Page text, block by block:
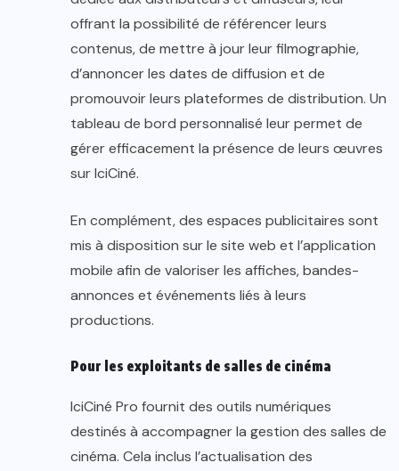
offrant la possibilité de référencer leurs
contenus, de mettre à jour leur filmographie,
d’annoncer les dates de diffusion et de
promouvoir leurs plateformes de distribution. Un
tableau de bord personnalisé leur permet de
gérer efficacement la présence de leurs œuvres
sur IciCiné.
En complément, des espaces publicitaires sont
mis à disposition sur le site web et l’application
mobile afin de valoriser les affiches, bandes-
annonces et événements liés à leurs
productions.
Pour les exploitants de salles de cinéma
IciCiné Pro fournit des outils numériques
destinés à accompagner la gestion des salles de
cinéma. Cela inclus l’actualisation des